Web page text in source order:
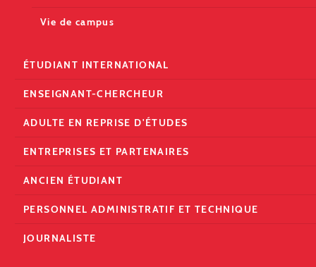
Vie de campus
ÉTUDIANT INTERNATIONAL
ENSEIGNANT-CHERCHEUR
ADULTE EN REPRISE D'ÉTUDES
ENTREPRISES ET PARTENAIRES
ANCIEN ÉTUDIANT
PERSONNEL ADMINISTRATIF ET TECHNIQUE
JOURNALISTE